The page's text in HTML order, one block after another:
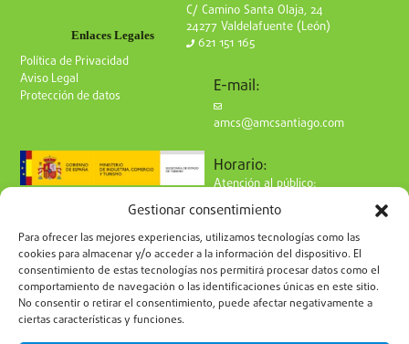
Gestionar consentimiento
Para ofrecer las mejores experiencias, utilizamos tecnologías como las
cookies para almacenar y/o acceder a la información del dispositivo. El
consentimiento de estas tecnologías nos permitirá procesar datos como el
comportamiento de navegación o las identificaciones únicas en este sitio.
No consentir o retirar el consentimiento, puede afectar negativamente a
ciertas características y funciones.
Enlaces Legales
Política de Privacidad
Aviso Legal
Protección de datos
C/ Camino Santa Olaja, 24
24277 Valdelafuente (León)
621 151 165
E-mail:
amcs@amcsantiago.com
Horario:
Atención al público:
de 9 a 15h
Síguenos en redes:
Suscríbete a nuestro boletín